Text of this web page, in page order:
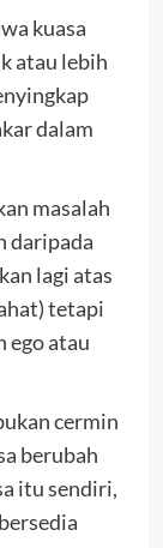
kuasa
atau lebih
dalam
masalah
daripada
lagi atas
tetapi
ego atau
cermin
berubah
itu sendiri,